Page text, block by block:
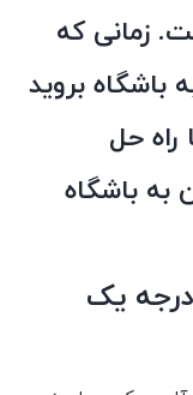
زمانی که
باشگاه بروید
حل
به باشگاه
یک